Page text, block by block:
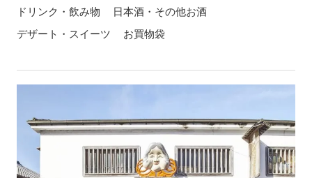
ドリンク・飲み物
日本酒・その他お酒
デザート・スイーツ
お買物袋